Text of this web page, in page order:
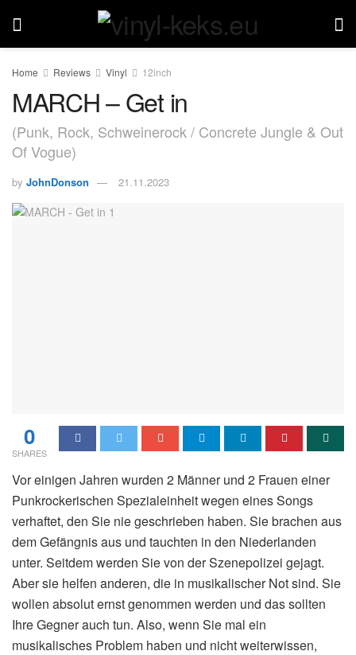
Home Reviews Vinyl 12inch
MARCH – Get in
(Punk, Rock, Schweinerock / Concrete Jungle & Out
Of Vogue)
by JohnDonson 21.11.2023
0
SHARES
Vor einigen Jahren wurden 2 Männer und 2 Frauen einer
Punkrockerischen Spezialeinheit wegen eines Songs
verhaftet, den Sie nie geschrieben haben. Sie brachen aus
dem Gefängnis aus und tauchten in den Niederlanden
unter. Seitdem werden Sie von der Szenepolizei gejagt.
Aber sie helfen anderen, die in musikalischer Not sind. Sie
wollen absolut ernst genommen werden und das sollten
Ihre Gegner auch tun. Also, wenn Sie mal ein
musikalisches Problem haben und nicht weiterwissen,